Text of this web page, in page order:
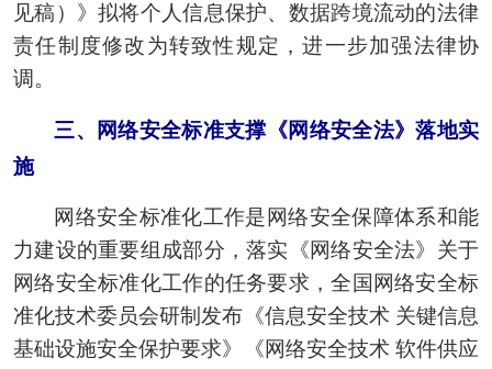
见稿）》拟将个人信息保护、数据跨境流动的法律
责任制度修改为转致性规定，进一步加强法律协
调。
三、网络安全标准支撑《网络安全法》落地实
施
网络安全标准化工作是网络安全保障体系和能
力建设的重要组成部分，落实《网络安全法》关于
网络安全标准化工作的任务要求，全国网络安全标
准化技术委员会研制发布《信息安全技术 关键信息
基础设施安全保护要求》《网络安全技术 软件供应